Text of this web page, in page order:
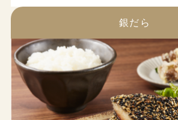
銀だら